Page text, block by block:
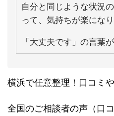
自分と同じような状況
って、気持ちが楽になり
「大丈夫です」の言葉
横浜で任意整理！口コミ
全国のご相談者の声（口コ